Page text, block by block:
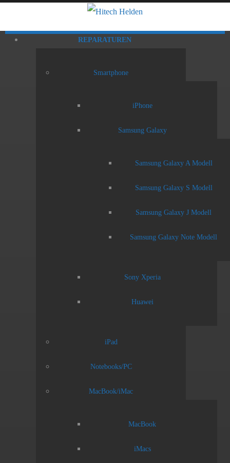
REPARATUREN
Smartphone
iPhone
Samsung Galaxy
Samsung Galaxy A Modell
Samsung Galaxy S Modell
Samsung Galaxy J Modell
Samsung Galaxy Note Modell
Sony Xperia
Huawei
iPad
Notebooks/PC
MacBook/iMac
MacBook
iMacs